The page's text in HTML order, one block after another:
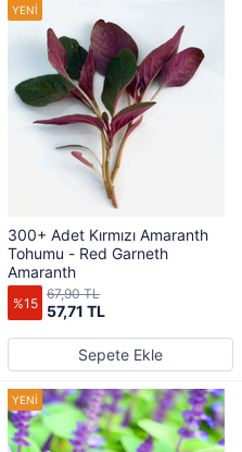
300+ Adet Kırmızı Amaranth
Tohumu - Red Garneth
Amaranth
%15 57,71 TL
67,90 TL
Sepete Ekle